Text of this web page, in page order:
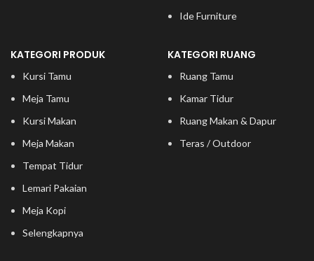
Ide Furniture
KATEGORI PRODUK
Kursi Tamu
Meja Tamu
Kursi Makan
Meja Makan
Tempat Tidur
Lemari Pakaian
Meja Kopi
Selengkapnya
KATEGORI RUANG
Ruang Tamu
Kamar Tidur
Ruang Makan & Dapur
Teras / Outdoor